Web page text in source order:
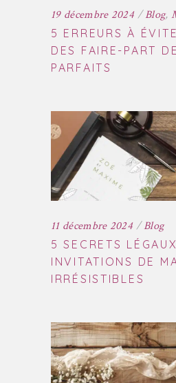
19 décembre 2024 Blog,
5 ERREURS À
DES FAIRE-PART
PARFAITS
11 décembre 2024 Blog
5 SECRETS
INVITATIONS DE
IRRÉSISTIBLES